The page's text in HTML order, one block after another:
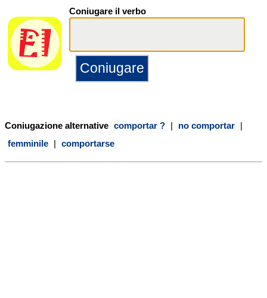
Coniugare il verbo
Coniugazione alternative comportar ? | no comportar |
femminile | comportarse